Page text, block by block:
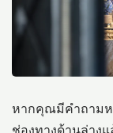
หากคุณมีคำถามห
ช่องทางด้านล่างแ